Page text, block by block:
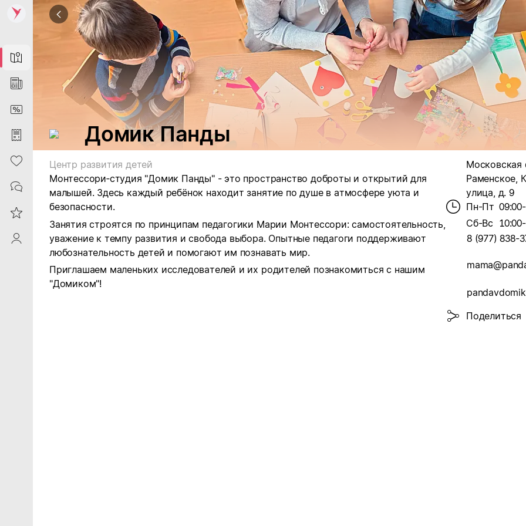
Map
News
DiscountCard
Purchases
Heart
Contacts
Reviews
ProfileSaby
Домик Панды
Центр развития детей
Монтессори‑студия "Домик Панды" - это пространство доброты и открытий для
малышей. Здесь каждый ребёнок находит занятие по душе в атмосфере уюта и
безопасности.
Занятия строятся по принципам педагогики Марии Монтессори: самостоятельность,
уважение к темпу развития и свобода выбора. Опытные педагоги поддерживают
любознательность детей и помогают им познавать мир.
Приглашаем маленьких исследователей и их родителей познакомиться с нашим
"Домиком"!
Московская
Раменское,
улица, д. 9
Пн-Пт
Сб-Вс
8 (977) 838-
Поделиться